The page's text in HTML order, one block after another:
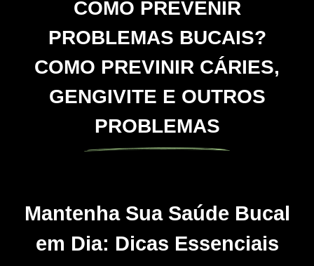
COMO PREVENIR
PROBLEMAS BUCAIS?
COMO PREVINIR CÁRIES,
GENGIVITE E OUTROS
PROBLEMAS
Mantenha Sua Saúde Bucal
em Dia: Dicas Essenciais